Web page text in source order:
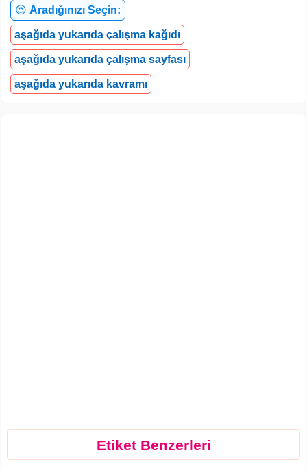
😍 Aradığınızı Seçin:
aşağıda yukarıda çalışma kağıdı
aşağıda yukarıda çalışma sayfası
aşağıda yukarıda kavramı
Etiket Benzerleri